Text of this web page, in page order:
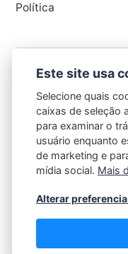
Política
Este site usa
Selecione quais
caixas de seleção
para examinar o
usuário enquanto
de marketing e
mídia social. Mais
Alterar